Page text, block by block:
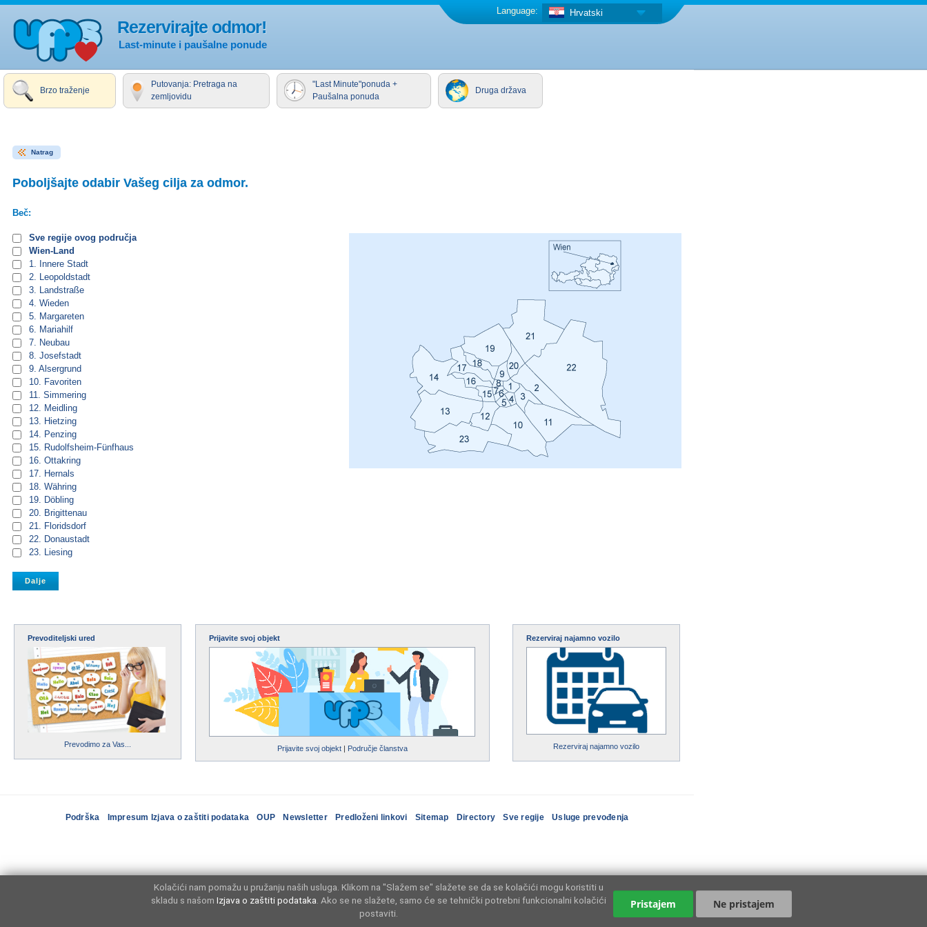
Rezervirajte odmor!
Last-minute i paušalne ponude
Hrvatski
Language:
Brzo traženje
Putovanja: Pretraga na
zemljovidu
"Last Minute"ponuda +
Paušalna ponuda
Druga država
Natrag
Poboljšajte odabir Vašeg cilja za odmor.
Beč:
Sve regije ovog područja
Wien-Land
1. Innere Stadt
2. Leopoldstadt
3. Landstraße
4. Wieden
5. Margareten
6. Mariahilf
7. Neubau
8. Josefstadt
9. Alsergrund
10. Favoriten
11. Simmering
12. Meidling
13. Hietzing
14. Penzing
15. Rudolfsheim-Fünfhaus
16. Ottakring
17. Hernals
18. Währing
19. Döbling
20. Brigittenau
21. Floridsdorf
22. Donaustadt
23. Liesing
Prevoditeljski ured
Prevodimo za Vas...
Prijavite svoj objekt
Prijavite svoj objekt| Područje članstva
Rezerviraj najamno vozilo
Rezerviraj najamno vozilo
Podrška Impresum Izjava o zaštiti podataka OUP Newsletter Predloženi linkovi Sitemap Directory Sve regije Usluge prevođenja
Kolačići nam pomažu u pružanju naših usluga. Klikom na "Slažem se" slažete se da se kolačići mogu koristiti u
skladu s našom Izjava o zaštiti podataka. Ako se ne slažete, samo će se tehnički potrebni funkcionalni kolačići
postaviti.